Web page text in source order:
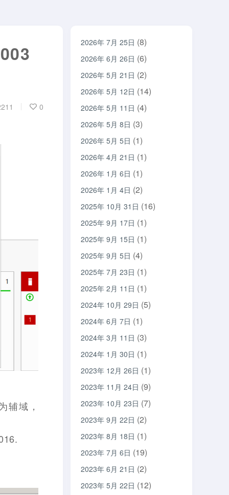
0
辅域，
2026年 7月 25日 (8)
2026年 6月 26日 (6)
2026年 5月 21日 (2)
2026年 5月 12日 (14)
2026年 5月 11日 (4)
2026年 5月 8日 (3)
2026年 5月 5日 (1)
2026年 4月 21日 (1)
2026年 1月 6日 (1)
2026年 1月 4日 (2)
2025年 10月 31日 (16)
2025年 9月 17日 (1)
2025年 9月 15日 (1)
2025年 9月 5日 (4)
2025年 7月 23日 (1)
2025年 2月 11日 (1)
2024年 10月 29日 (5)
2024年 6月 7日 (1)
2024年 3月 11日 (3)
2024年 1月 30日 (1)
2023年 12月 26日 (1)
2023年 11月 24日 (9)
2023年 10月 23日 (7)
2023年 9月 22日 (2)
2023年 8月 18日 (1)
2023年 7月 6日 (19)
2023年 6月 21日 (2)
2023年 5月 22日 (12)